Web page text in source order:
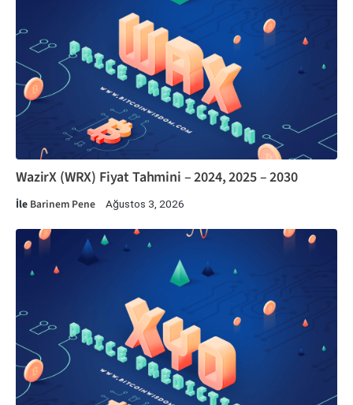
WazirX (WRX) Fiyat Tahmini – 2024, 2025 – 2030
İle Barinem Pene Ağustos 3, 2026